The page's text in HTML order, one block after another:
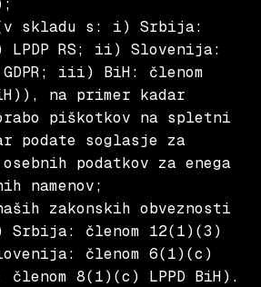
skladu s: i) Srbija:
LPDP RS; ii) Slovenija:
iii) BiH: členom
na primer kadar
piškotkov na spletni
podate soglasje za
podatkov za enega
namenov;
zakonskih obveznosti
členom 12(1)(3)
členom 6(1)(c)
8(1)(c) LPPD BiH).